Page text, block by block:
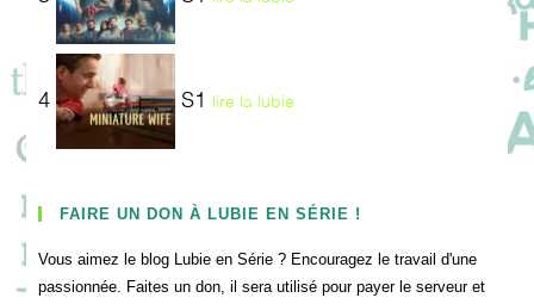
4 S1 lire la lubie
FAIRE UN DON À LUBIE EN SÉRIE !
Vous aimez le blog Lubie en Série ? Encouragez le travail d'une
passionnée. Faites un don, il sera utilisé pour payer le serveur et